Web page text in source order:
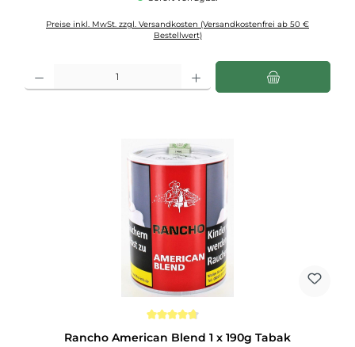
Preise inkl. MwSt. zzgl. Versandkosten (Versandkostenfrei ab 50 €
Bestellwert)
Rancho American Blend 1 x 190g Tabak